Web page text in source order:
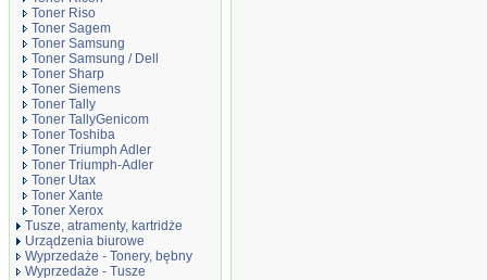
Toner Riso
Toner Sagem
Toner Samsung
Toner Samsung / Dell
Toner Sharp
Toner Siemens
Toner Tally
Toner TallyGenicom
Toner Toshiba
Toner Triumph Adler
Toner Triumph-Adler
Toner Utax
Toner Xante
Toner Xerox
Tusze, atramenty, kartridże
Urządzenia biurowe
Wyprzedaże - Tonery, bębny
Wyprzedaże - Tusze